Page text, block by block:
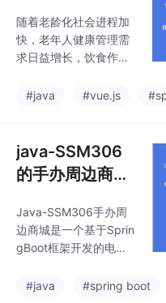
控、农产品溯源和数据
分析四大功能。农业生
产管理模块实现作物生
安排与任务派发，支持
器数据，实时监测土壤
墒
统-springboot
随着老龄化社会进程加
快，老年人健康管理需
求日益增长，饮食作为
需科学化、个性化的推
老年人活动中心健康饮
食推荐系统，旨在通过
信息化手段为老年群体
结合其健康状况、饮食
习惯及营养需求，提升
生活质量。系统采用B/
5、CSS3及JavaScript
#java #vue.js
java-SSM306
的手办周边商
Java-SSM306手办周
边商城是一个基于Sprin
gBoot框架开发的电子
手办、模型、周边商品
#java #spring boot